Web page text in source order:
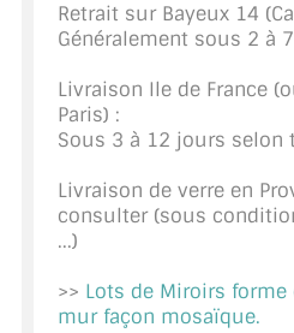
NUANCIER RAL
COMMENT COUPER DU
CONSEILS / AIDE
A PROPOS DE LA
COMPTE PRO
MON PANIER
Retrait sur Bayeux 14
Généralement sous 2 à
Livraison Ile de France
Paris) :
Sous 3 à 12 jours selon
Livraison de verre en
consulter (sous
...)
>> Lots de Miroirs
mur façon mosaïque.